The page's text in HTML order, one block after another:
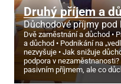
Druhý příjem a
Důchodové příjmy pod
Dvě zaměstnání a důchod
a důchod
Podnikání na
nezvyšuje
Jak snižuje
podpora v nezaměstnanosti?
pasivním příjmem, ale co